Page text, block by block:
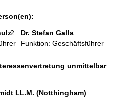
Dr. Stefan Galla
Funktion: Geschäftsführer
unmittelbar
LL.M. (Notthingham)